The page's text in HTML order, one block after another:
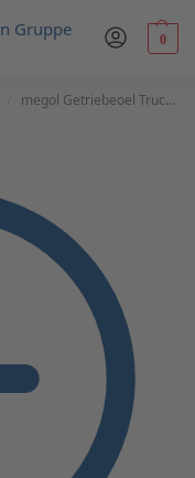
0
megol Getriebeoel Truck-Synth SAE 75W-90